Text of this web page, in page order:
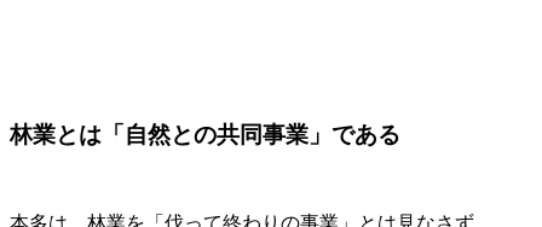
林業とは「自然との共同事業」である